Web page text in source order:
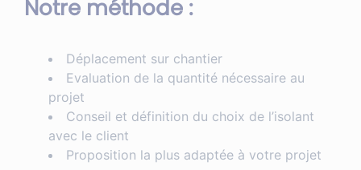
Notre méthode :
Déplacement sur chantier
Evaluation de la quantité nécessaire au
projet
Conseil et définition du choix de l’isolant
avec le client
Proposition la plus adaptée à votre projet